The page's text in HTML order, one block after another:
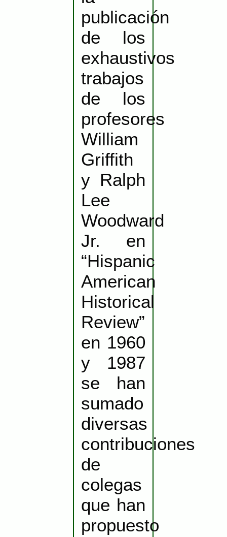
publicación
de los
exhaustivos
trabajos
de los
profesores
William
Griffith
y Ralph
Lee
Woodward
Jr. en
“Hispanic
American
Historical
Review”
en 1960
y 1987
se han
sumado
diversas
contribuciones
de
colegas
que han
propuesto